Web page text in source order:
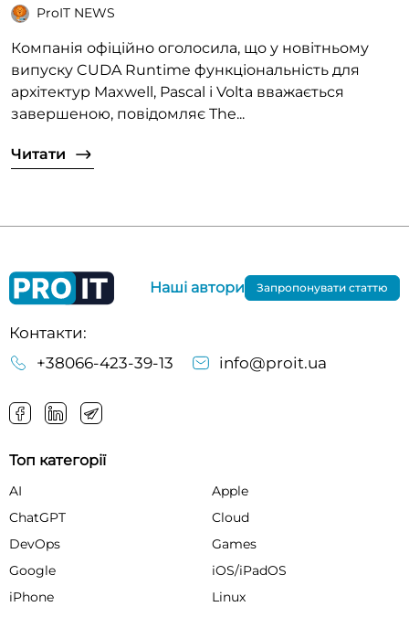
ProIT NEWS
Компанія офіційно оголосила, що у новітньому
випуску CUDA Runtime функціональність для
архітектур Maxwell, Pascal і Volta вважається
завершеною, повідомляє The...
Читати
Контакти:
+38066-423-39-13
info@proit.ua
Наші автори Запропонувати статтю
Топ категорії
AI
Apple
ChatGPT
Cloud
DevOps
Games
Google
iOS/iPadOS
iPhone
Linux